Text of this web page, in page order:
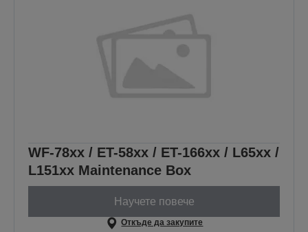
WF-78xx / ET-58xx / ET-166xx / L65xx /
L151xx Maintenance Box
Научете повече
Откъде да закупите